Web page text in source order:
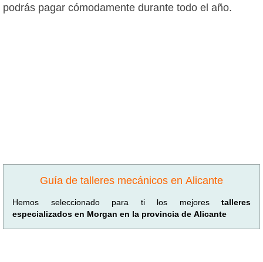
podrás pagar cómodamente durante todo el año.
Guía de talleres mecánicos en Alicante
Hemos seleccionado para ti los mejores talleres
especializados en Morgan en la provincia de Alicante